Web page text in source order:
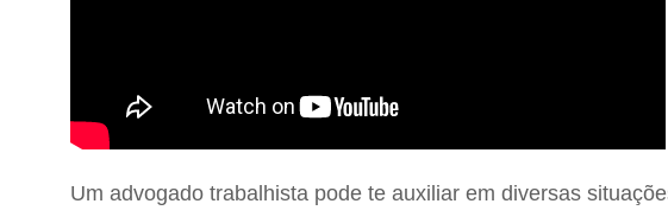
Um advogado trabalhista pode te auxiliar em diversas